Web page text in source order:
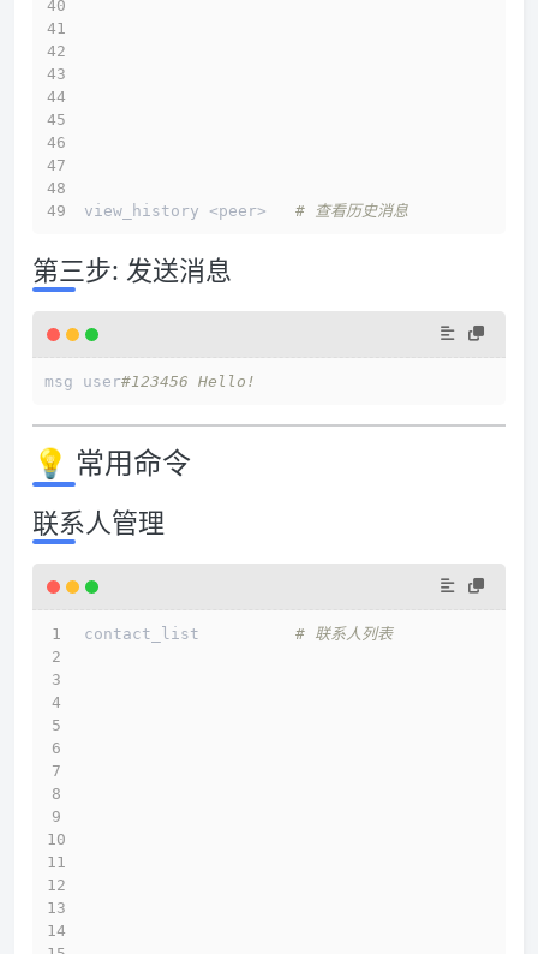
view_history <peer> # 查看历史消息
第三步: 发送消息
msg user#123456 Hello!
💡 常用命令
联系人管理
contact_list # 联系人列表